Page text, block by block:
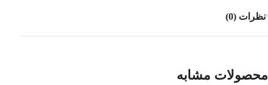
نظرات (0)
محصولات مشابه